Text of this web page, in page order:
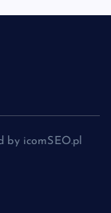
by icomSEO.pl